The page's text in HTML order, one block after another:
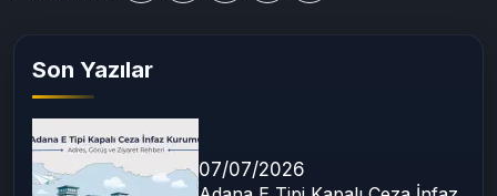
Son Yazılar
07/07/2026